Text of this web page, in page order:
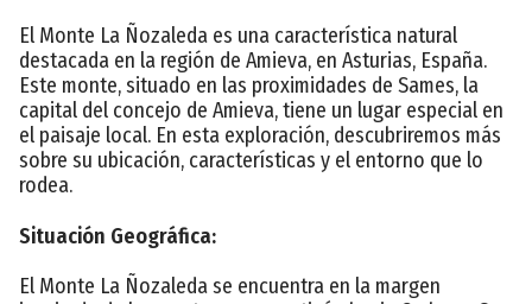
El Monte La Ñozaleda es una característica natural
destacada en la región de Amieva, en Asturias, España.
Este monte, situado en las proximidades de Sames, la
capital del concejo de Amieva, tiene un lugar especial en
el paisaje local. En esta exploración, descubriremos más
sobre su ubicación, características y el entorno que lo
rodea.
Situación Geográfica:
El Monte La Ñozaleda se encuentra en la margen